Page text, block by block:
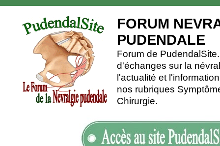
FORUM
PUDENDALE
Forum de
d'échanges sur la
l'actualité et
nos rubriques
Chirurgie.